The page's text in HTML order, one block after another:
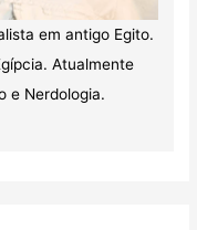
em antigo Egito.
Atualmente
e Nerdologia.